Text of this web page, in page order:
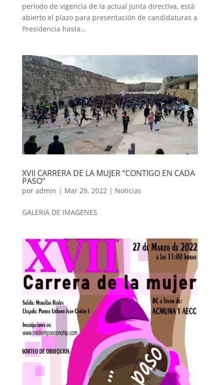
período de vigencia de la actual Junta directiva, está
abierto el plazo para presentación de candidaturas a
Presidencia hasta...
XVII CARRERA DE LA MUJER “CONTIGO EN CADA
PASO”
por admin | Mar 29, 2022 | Noticias
GALERIA DE IMAGENES